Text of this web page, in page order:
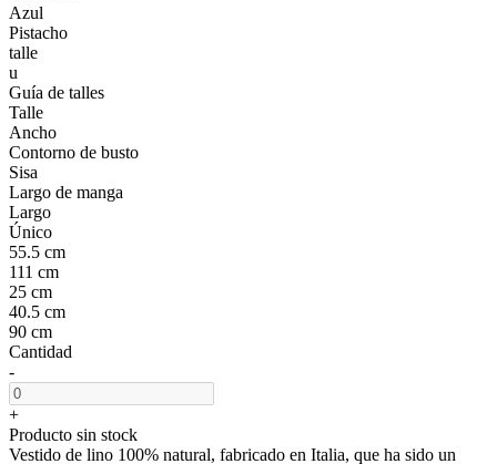
Azul
Pistacho
talle
u
Guía de talles
Talle
Ancho
Contorno de busto
Sisa
Largo de manga
Largo
Único
55.5 cm
111 cm
25 cm
40.5 cm
90 cm
Cantidad
-
+
Producto sin stock
Vestido de lino 100% natural, fabricado en Italia, que ha sido un